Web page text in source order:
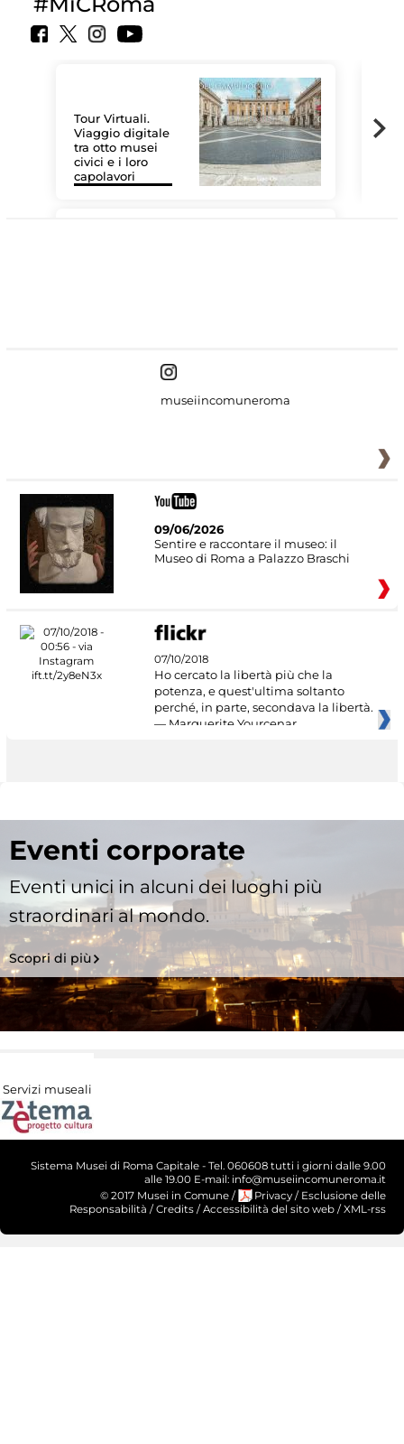
Tour Virtuali.
Viaggio digitale
tra otto musei
civici e i loro
capolavori
museiincomuneroma
09/06/2026
Sentire e raccontare il museo: il
Museo di Roma a Palazzo Braschi
07/10/2018
Ho cercato la libertà più che la
potenza, e quest'ultima soltanto
perché, in parte, secondava la libertà.
— Marguerite Yourcenar
Eventi corporate
Eventi unici in alcuni dei luoghi più
straordinari al mondo.
Scopri di più
Servizi museali
Sistema Musei di Roma Capitale - Tel. 060608 tutti i giorni dalle 9.00
alle 19.00 E-mail: info@museiincomuneroma.it
© 2017 Musei in Comune / Privacy / Esclusione delle
Responsabilità /Credits /Accessibilità del sito web /XML-rss